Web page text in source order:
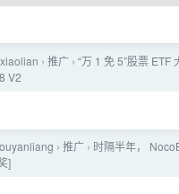
› 推广 › “万 1 免 5”股票
V2
› 推广 › 时隔半年，
]